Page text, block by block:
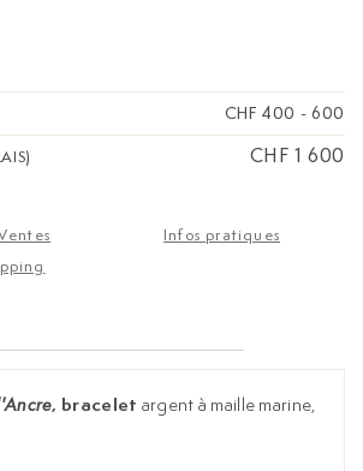
CHF 400 - 600
CHF 1 600
Infos pratiques
, bracelet argent à maille marine,